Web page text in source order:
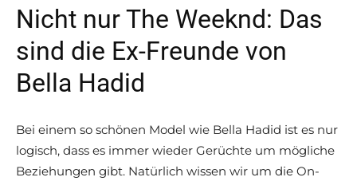
Nicht nur The Weeknd: Das
sind die Ex-Freunde von
Bella Hadid
Bei einem so schönen Model wie Bella Hadid ist es nur
logisch, dass es immer wieder Gerüchte um mögliche
Beziehungen gibt. Natürlich wissen wir um die On-